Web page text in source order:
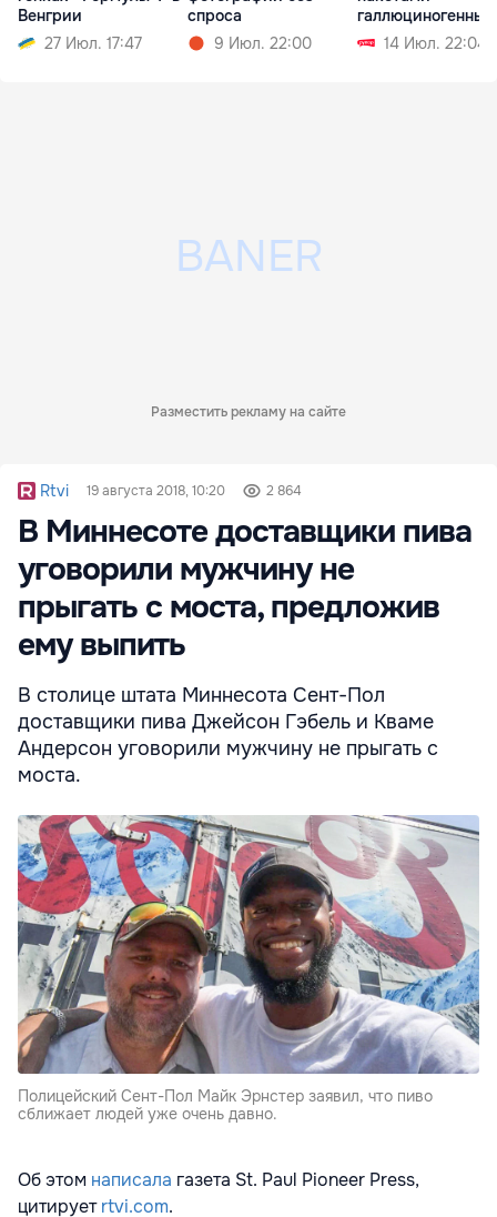
Венгрии
27 Июл. 17:47
спроса
9 Июл. 22:00
галлюциногенных
грибов14 Июл. 22:04
Разместить рекламу на сайте
Rtvi 19 августа 2018, 10:20 2 864
В Миннесоте доставщики пива
уговорили мужчину не
прыгать с моста, предложив
ему выпить
В столице штата Миннесота Сент-Пол
доставщики пива Джейсон Гэбель и Кваме
Андерсон уговорили мужчину не прыгать с
моста.
Полицейский Сент-Пол Майк Эрнстер заявил, что пиво
сближает людей уже очень давно.
Об этом написала газета St. Paul Pioneer Press,
цитируетrtvi.com.